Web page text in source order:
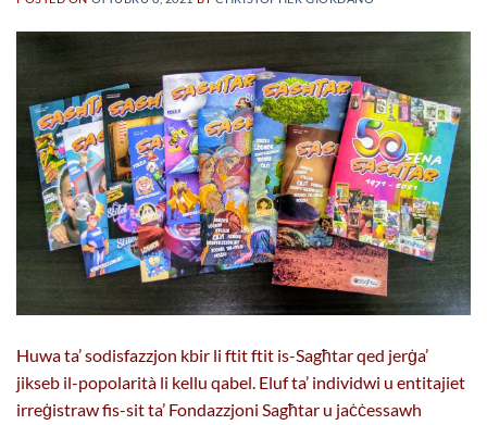
Huwa ta’ sodisfazzjon kbir li ftit ftit is-Sagħtar qed jerġa’
jikseb il-popolarità li kellu qabel. Eluf ta’ individwi u entitajiet
irreġistraw fis-sit ta’ Fondazzjoni Sagħtar u jaċċessawh